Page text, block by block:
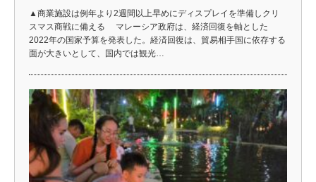
▲商業施設は例年より2週間以上早めにディスプレイを準備しクリ
スマス商戦に備える マレーシア政府は、経済回復を軸とした
2022年の国家予算を発表した。経済回復は、貿易相手国に依存する
面が大きいとして、国内では観光…